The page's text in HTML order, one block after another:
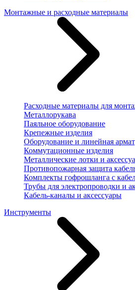
Монтажные и расходные материалы
Расходные материалы для
Металлорукава
Паяльное оборудование
Крепежные изделия
Оборудование и линейная
Коммутационные изделия
Металлические лотки и
Противопожарная защита
Комплекты гофрошланга с
Трубы для электропроводки и
Кабель-каналы и аксессуары
Инструменты